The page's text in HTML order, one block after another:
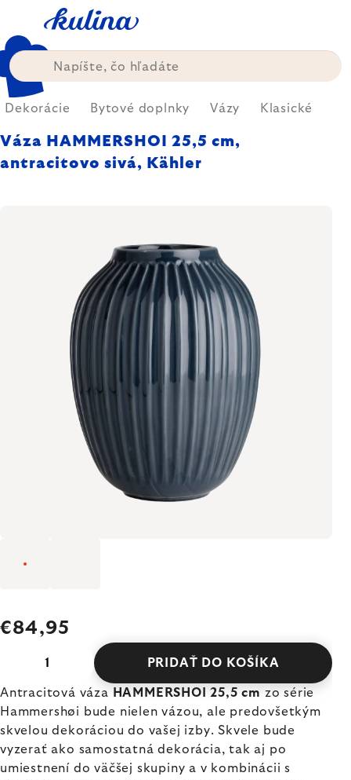
obsah
Dekorácie Bytové doplnky Vázy Klasické
Váza HAMMERSHOI 25,5 cm,
antracitovo sivá, Kähler
€84,95
PRIDAŤ DO KOŠÍKA
Antracitová váza HAMMERSHOI 25,5 cm zo série
Hammershøi bude nielen vázou, ale predovšetkým
skvelou dekoráciou do vašej izby. Skvele bude
vyzerať ako samostatná dekorácia, tak aj po
umiestnení do väčšej skupiny a v kombinácii s